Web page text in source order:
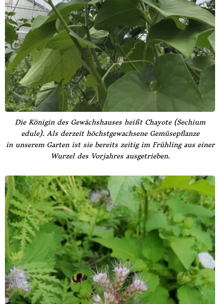
Die Königin des Gewächshauses heißt Chayote (Sechium
edule). Als derzeit höchstgewachsene Gemüsepflanze
in unserem Garten ist sie bereits zeitig im Frühling aus einer
Wurzel des Vorjahres ausgetrieben.